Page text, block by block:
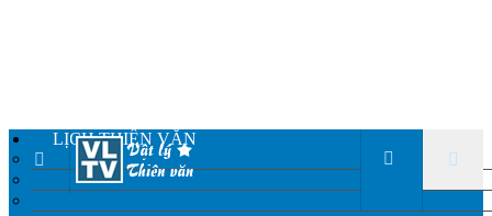
LỊCH THIÊN VĂN
Lịch thiên văn 2024
Lịch thiên văn 2022
Lịch thiên văn 2021